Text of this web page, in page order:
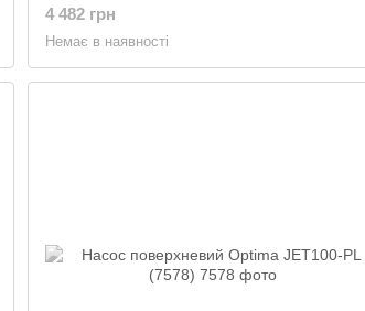
4 482 грн
Немає в наявності